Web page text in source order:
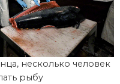
несколько человек
рыбу